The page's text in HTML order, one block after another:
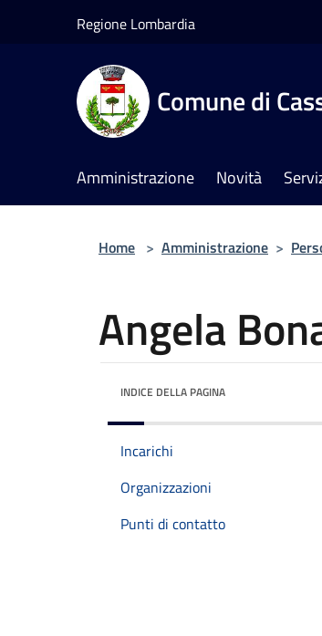
Regione Lombardia
Comune di
Amministrazione Novità
Home > Amministrazione >
Angela
INDICE DELLA PAGINA
Incarichi
Organizzazioni
Punti di contatto